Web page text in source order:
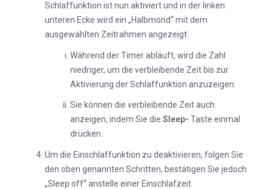
Schlaffunktion ist nun aktiviert und in der linken
unteren Ecke wird ein „Halbmond“ mit dem
ausgewählten Zeitrahmen angezeigt.
Während der Timer abläuft, wird die Zahl
niedriger, um die verbleibende Zeit bis zur
Aktivierung der Schlaffunktion anzuzeigen.
Sie können die verbleibende Zeit auch
anzeigen, indem Sie die Sleep- Taste einmal
drücken.
Um die Einschlaffunktion zu deaktivieren, folgen Sie
den oben genannten Schritten, bestätigen Sie jedoch
„Sleep off“ anstelle einer Einschlafzeit.